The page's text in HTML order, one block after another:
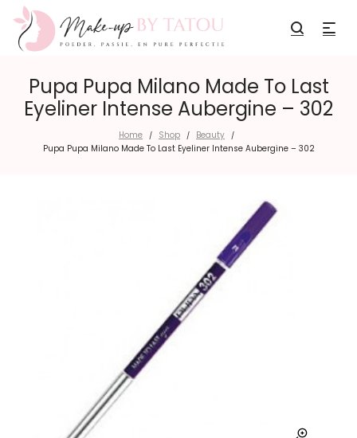
Pupa Pupa Milano Made To Last
Eyeliner Intense Aubergine – 302
Home / Shop / Beauty /
Pupa Pupa Milano Made To Last Eyeliner Intense Aubergine – 302